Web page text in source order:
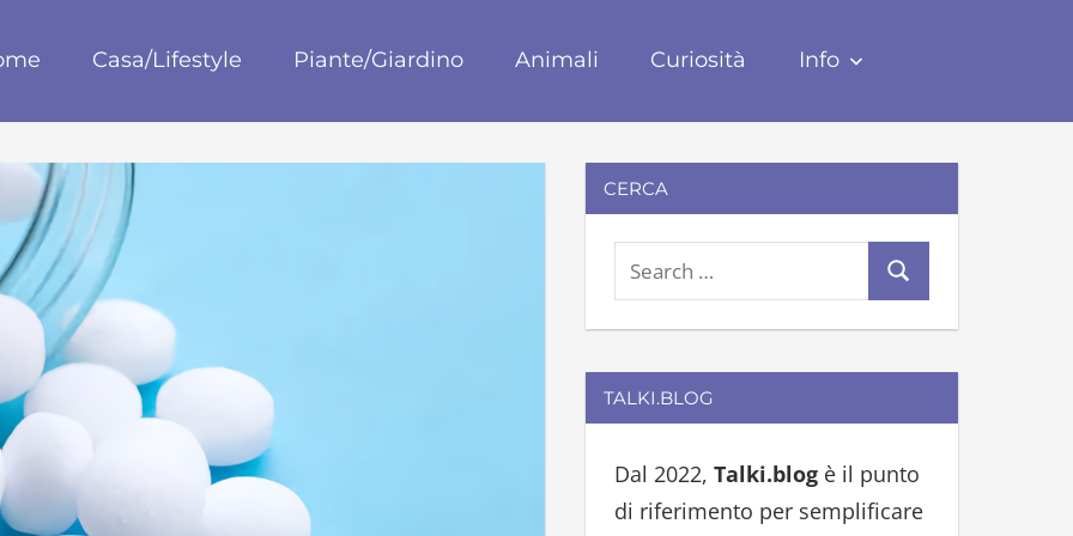
Casa/Lifestyle Piante/Giardino Animali Curiosità Info
CERCA
e
a
r
c
f
o
e
c
TALKI.BLOG
Dal 2022, Talki.blogè il punto
di riferimento per semplificare